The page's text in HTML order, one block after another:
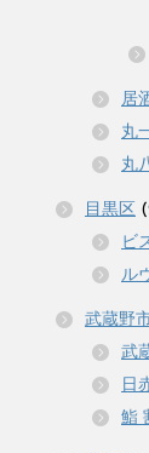
居
丸
丸
目黒区
ビ
ル
武蔵野
武
日
鮨